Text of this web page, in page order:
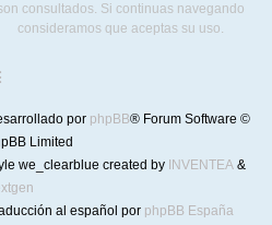
consultados. Si continuas navegando
consideramos que aceptas su uso.
por phpBB® Forum Software ©
Limited
we_clearblue created by INVENTEA &
al español por phpBB España